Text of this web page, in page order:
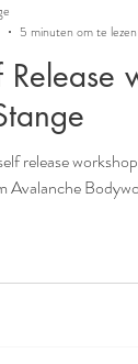
Release
release
Avalanche
5 minuten om te lezen